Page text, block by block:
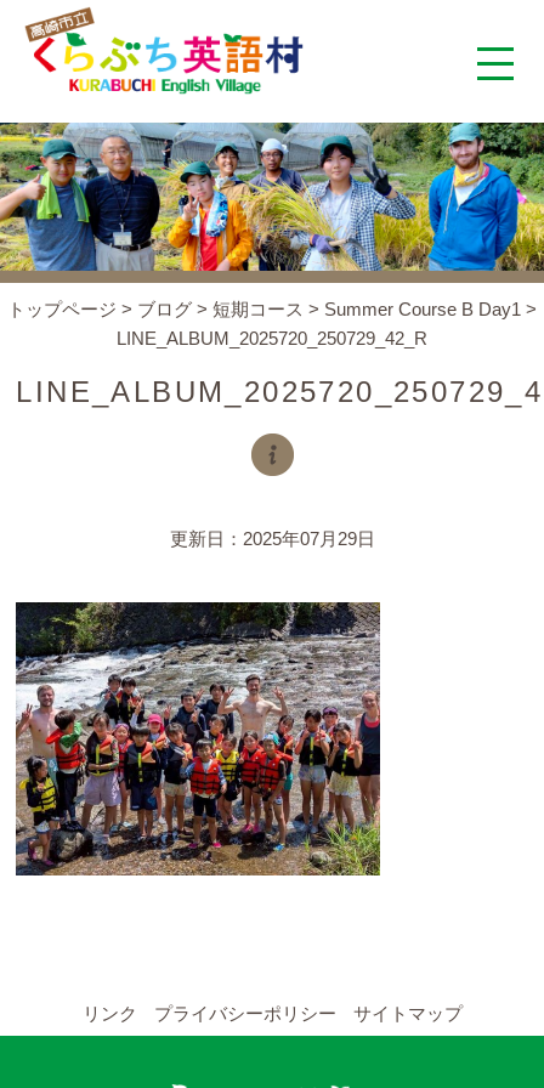
くらぶち英語村とは
コンセプト
YouTubeチャンネル
留学の申し込み
通年コース
週末コース
短期コース
留学コースのご案内
週末コース
トップページ > ブログ > 短期コース > Summer Course B Day1 >
LINE_ALBUM_2025720_250729_42_R
更新日：2025年07月29日
リンク プライバシーポリシー サイトマップ